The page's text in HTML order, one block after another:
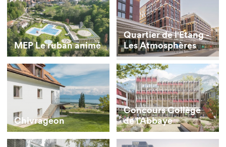
MEP Le ruban animé
Quartier de l'Etang -
Les Atmosphères
Chivrageon
Concours Collège
de l’Abbaye